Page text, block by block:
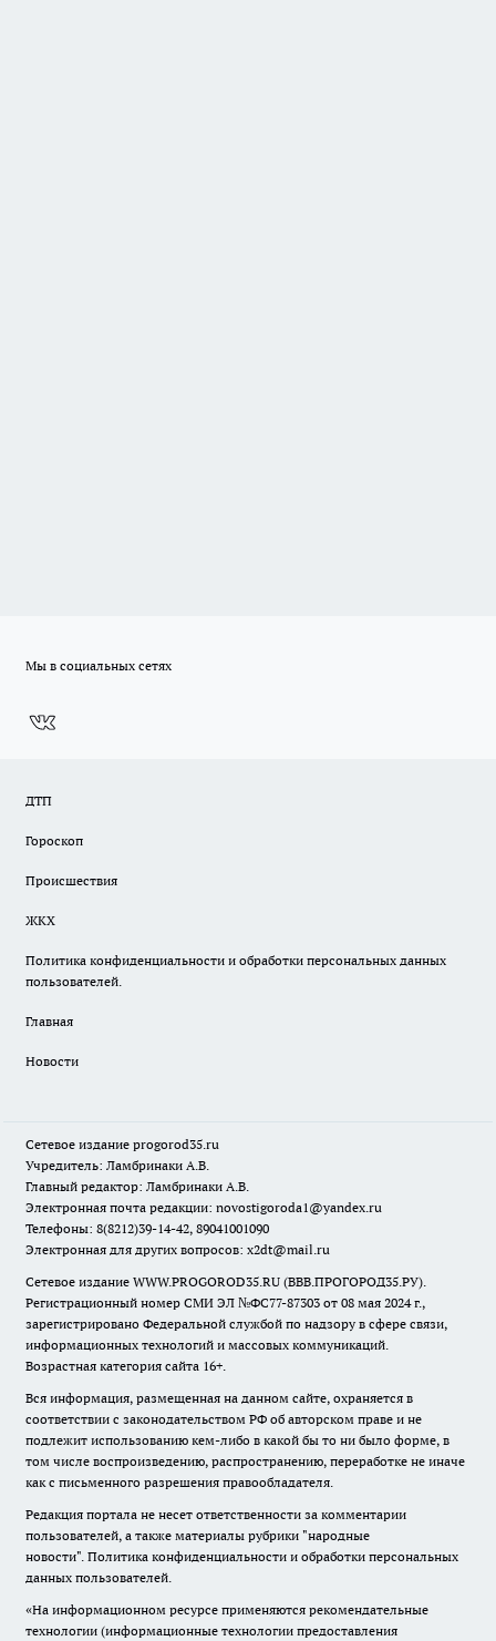
Мы в социальных сетях
ДТП
Гороскоп
Происшествия
ЖКХ
Политика конфиденциальности и обработки персональных данных
пользователей.
Главная
Новости
Сетевое издание progorod35.ru
Учредитель: Ламбринаки А.В.
Главный редактор: Ламбринаки А.В.
Электронная почта редакции: novostigoroda1@yandex.ru
Телефоны: 8(8212)39-14-42, 89041001090
Электронная для других вопросов: x2dt@mail.ru
Сетевое издание WWW.PROGOROD35.RU (ВВВ.ПРОГОРОД35.РУ).
Регистрационный номер СМИ ЭЛ №ФС77-87303 от 08 мая 2024 г.,
зарегистрировано Федеральной службой по надзору в сфере связи,
информационных технологий и массовых коммуникаций.
Возрастная категория сайта 16+.
Вся информация, размещенная на данном сайте, охраняется в
соответствии с законодательством РФ об авторском праве и не
подлежит использованию кем-либо в какой бы то ни было форме, в
том числе воспроизведению, распространению, переработке не иначе
как с письменного разрешения правообладателя.
Редакция портала не несет ответственности за комментарии
пользователей, а также материалы рубрики "народные
новости". Политика конфиденциальности и обработки персональных
данных пользователей.
«На информационном ресурсе применяются рекомендательные
технологии (информационные технологии предоставления